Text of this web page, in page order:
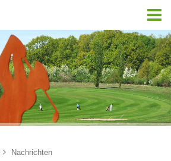

 Nachrichten